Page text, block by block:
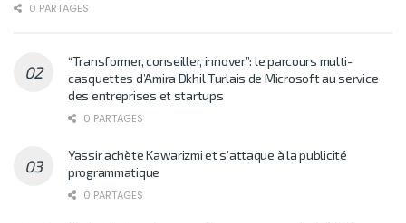
0 PARTAGES
“Transformer, conseiller, innover”: le parcours multi-
casquettes d’Amira Dkhil Turlais de Microsoft au service
des entreprises et startups
0 PARTAGES
Yassir achète Kawarizmi et s’attaque à la publicité
programmatique
0 PARTAGES